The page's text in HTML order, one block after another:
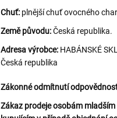
Chuť: plnější chuť ovocného
Země původu:Česká republika.
Adresa výrobce: HABÁNSKÉ
Česká republika
Zákonné odmítnutí
Zákaz prodeje osobám